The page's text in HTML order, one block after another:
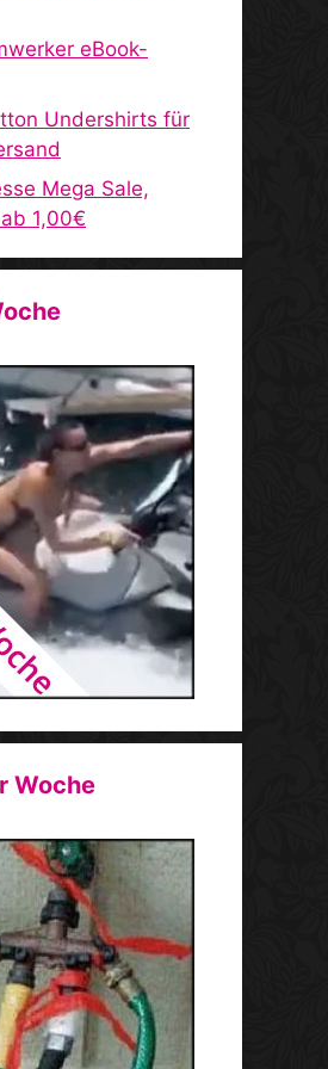
eBook-
Undershirts für
Mega Sale,
1,00€
Woche